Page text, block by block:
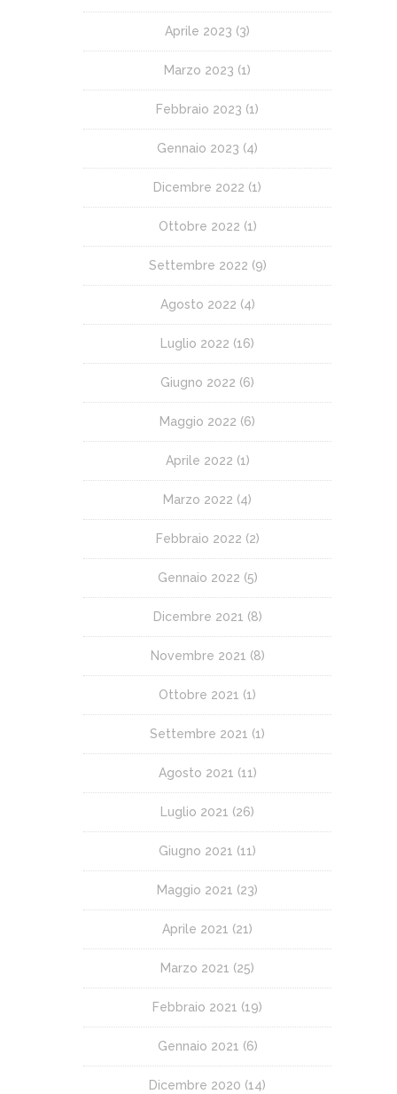
Aprile 2023 (3)
Marzo 2023 (1)
Febbraio 2023 (1)
Gennaio 2023 (4)
Dicembre 2022 (1)
Ottobre 2022 (1)
Settembre 2022 (9)
Agosto 2022 (4)
Luglio 2022 (16)
Giugno 2022 (6)
Maggio 2022 (6)
Aprile 2022 (1)
Marzo 2022 (4)
Febbraio 2022 (2)
Gennaio 2022 (5)
Dicembre 2021 (8)
Novembre 2021 (8)
Ottobre 2021 (1)
Settembre 2021 (1)
Agosto 2021 (11)
Luglio 2021 (26)
Giugno 2021 (11)
Maggio 2021 (23)
Aprile 2021 (21)
Marzo 2021 (25)
Febbraio 2021 (19)
Gennaio 2021 (6)
Dicembre 2020 (14)